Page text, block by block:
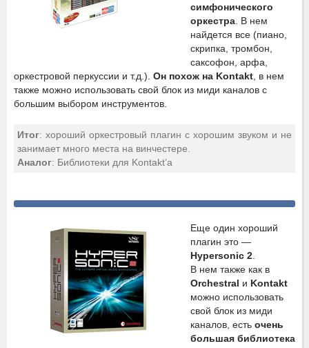
симфонического
оркестра . В нем
найдется все (пиано,
скрипка, тромбон,
саксофон, арфа,
оркестровой перкуссии и т.д.). Он похож на Kontakt , в нем
также можно использовать cвой блок из миди каналов с
большим выбором инструментов.
Итог: хороший оркестровый плагин с хорошим звуком и не
занимает много места на винчестере.
Аналог: Библиотеки для Kontakt’а
Еще один хороший
плагин это —
Hypersonic 2
В нем также как в
Orchestral и Kontakt
можно использовать
cвой блок из миди
каналов, есть очень
большая библиотека